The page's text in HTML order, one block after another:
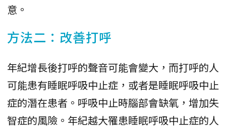
意。
方法二：改善打呼
年紀增長後打呼的聲音可能會變大，而打呼的人
可能患有睡眠呼吸中止症，或者是睡眠呼吸中止
症的潛在患者。呼吸中止時腦部會缺氧，增加失
智症的風險。年紀越大罹患睡眠呼吸中止症的人